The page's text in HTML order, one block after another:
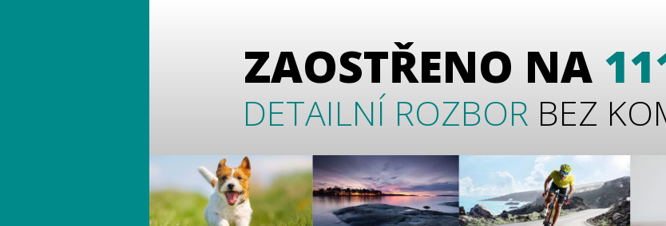
ZAOSTŘENO NA
DETAILNÍ ROZBOR BEZ